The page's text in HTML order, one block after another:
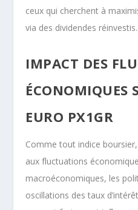
ceux qui cherchent à
via des dividendes réinvestis.
IMPACT DES
ÉCONOMIQUES
EURO PX1GR
Comme tout indice boursier,
aux fluctuations
macroéconomiques, les
oscillations des taux